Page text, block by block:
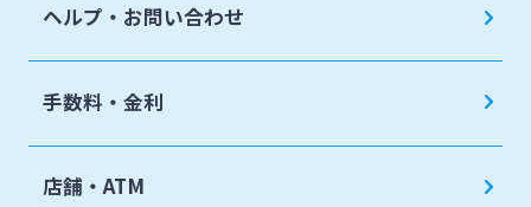
ヘルプ・お問い合わせ
手数料・金利
店舗・ATM